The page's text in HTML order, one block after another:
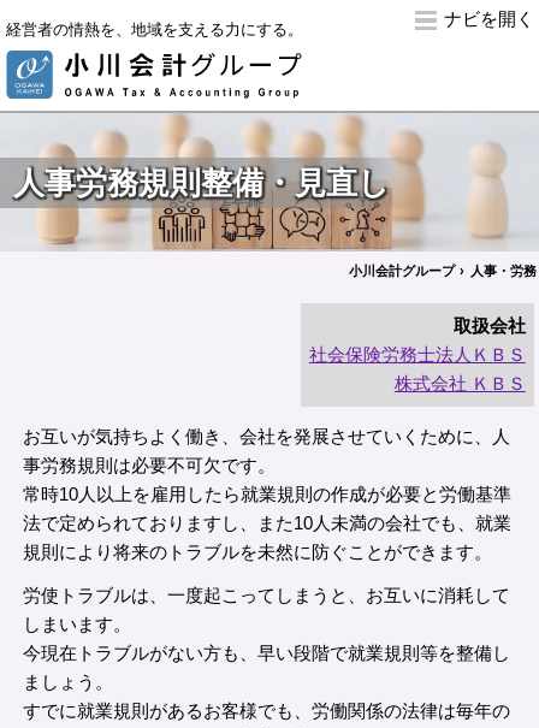
経営者の情熱を、地域を支える力にする。
ナビ
人事労務規則整備・見直し
小川会計グループ 人事・労務
取扱会社
社会保険労務士法人ＫＢＳ
株式会社 ＫＢＳ
お互いが気持ちよく働き、会社を発展させていくために、人
事労務規則は必要不可欠です。
常時10人以上を雇用したら就業規則の作成が必要と労働基準
法で定められておりますし、また10人未満の会社でも、就業
規則により将来のトラブルを未然に防ぐことができます。
労使トラブルは、一度起こってしまうと、お互いに消耗して
しまいます。
今現在トラブルがない方も、早い段階で就業規則等を整備し
ましょう。
すでに就業規則があるお客様でも、労働関係の法律は毎年の